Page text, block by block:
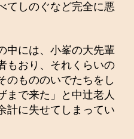
てしのぐなど完全に悪
中には、小峯の大先輩
もおり、それくらいの
のもののいでたちをし
まで来た」と中辻老人
計に失せてしまってい